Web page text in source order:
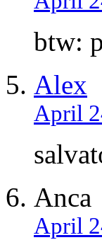
btw:
Alex
April
Anca
April